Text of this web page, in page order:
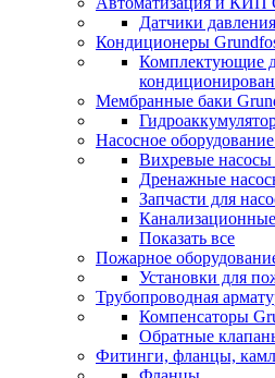
Датчики
Кондиционеры
Комплектующие
Мембранные баки
Насосное
Вихревые насосы
Дренажные
Запчасти для
Показать все
Пожарное
Установки для
Трубопроводная
Компенсаторы
Обратные
Фитинги, фланцы,